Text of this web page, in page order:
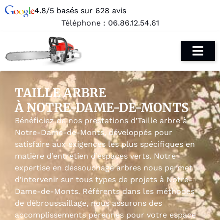
4.8/5 basés sur 628 avis
Téléphone : 06.86.12.54.61
TAILLE ARBRE
À NOTRE-DAME-DE-MONTS
Bénéficiez de nos prestations d’Taille arbre à
Notre-Dame-de-Monts, développés pour
satisfaire aux exigences les plus spécifiques en
matière d’entretien d’espaces verts. Notre
expertise en dessouchage arbres nous permet
d’intervenir sur tous types de projets à Notre-
Dame-de-Monts. Référents dans les méthodes
de débroussaillage, nous assurons des
accomplissements pérennes pour votre espace